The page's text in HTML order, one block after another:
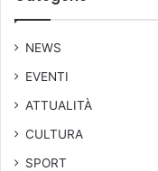
a
M
U
A
R
F
NEWS
EVENTI
ATTUALITÀ
CULTURA
SPORT